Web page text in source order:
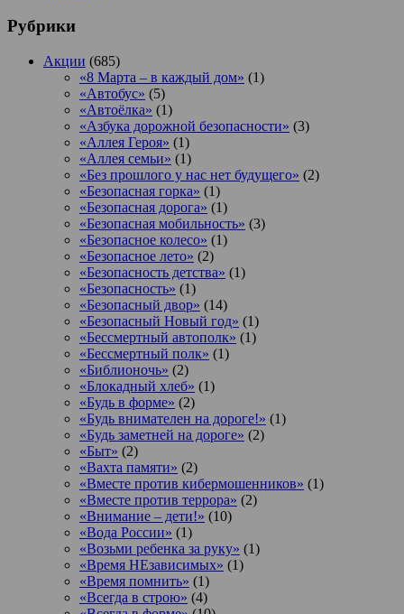
Рубрики
Акции (685)
«8 Марта – в каждый дом» (1)
«Автобус» (5)
«Автоёлка» (1)
«Азбука дорожной безопасности» (3)
«Аллея Героя» (1)
«Аллея семьи» (1)
«Без прошлого у нас нет будущего» (2)
«Безопасная горка» (1)
«Безопасная дорога» (1)
«Безопасная мобильность» (3)
«Безопасное колесо» (1)
«Безопасное лето» (2)
«Безопасность детства» (1)
«Безопасность» (1)
«Безопасный двор» (14)
«Безопасный Новый год» (1)
«Бессмертный автополк» (1)
«Бессмертный полк» (1)
«Библионочь» (2)
«Блокадный хлеб» (1)
«Будь в форме» (2)
«Будь внимателен на дороге!» (1)
«Будь заметней на дороге» (2)
«Быт» (2)
«Вахта памяти» (2)
«Вместе против кибермошенников» (1)
«Вместе против террора» (2)
«Внимание – дети!» (10)
«Вода России» (1)
«Возьми ребенка за руку» (1)
«Время НЕзависимых» (1)
«Время помнить» (1)
«Всегда в строю» (4)